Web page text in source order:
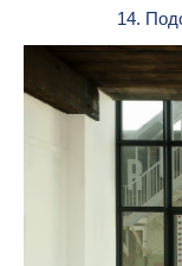
14.